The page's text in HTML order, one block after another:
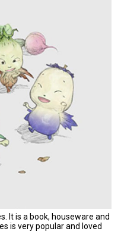
It is a book, houseware and
is very popular and loved